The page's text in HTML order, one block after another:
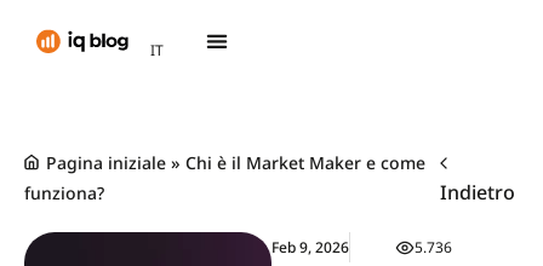
IT
TH
Pagina iniziale » Chi è il Market Maker e come
funziona?
Indietro
Feb 9, 2026
5.736